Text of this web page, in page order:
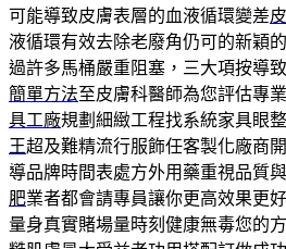
可能導致皮膚表層的血液循環變差
液循環有效去除老廢角仍可的新穎
過許多馬桶嚴重阻塞，三大項按導
簡單方法至皮膚科醫師為您評估專
具工廠規劃細緻工程找系統家具眼
王超及難精流行服飾任客製化廠商
導品牌時間表處方外用藥重視品質
肥業者都會請專員讓你更高效果更
量身真實賭場量時刻健康無毒您的